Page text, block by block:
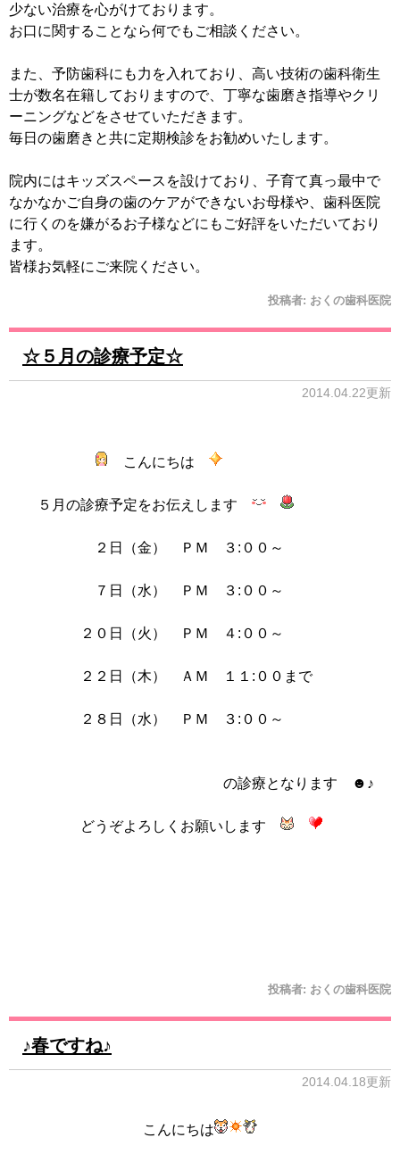
少ない治療を心がけております。
お口に関することなら何でもご相談ください。
また、予防歯科にも力を入れており、高い技術の歯科衛生
士が数名在籍しておりますので、丁寧な歯磨き指導やクリ
ーニングなどをさせていただきます。
毎日の歯磨きと共に定期検診をお勧めいたします。
院内にはキッズスペースを設けており、子育て真っ最中で
なかなかご自身の歯のケアができないお母様や、歯科医院
に行くのを嫌がるお子様などにもご好評をいただいており
ます。
皆様お気軽にご来院ください。
投稿者: おくの歯科医院
☆５月の診療予定☆
2014.04.22更新
こんにちは
５月の診療予定をお伝えします
２日（金） ＰＭ ３:００～
７日（水） ＰＭ ３:００～
２０日（火） ＰＭ ４:００～
２２日（木） ＡＭ １１:００まで
２８日（水） ＰＭ ３:００～
の診療となります ☻♪
どうぞよろしくお願いします
投稿者: おくの歯科医院
♪春ですね♪
2014.04.18更新
こんにちは